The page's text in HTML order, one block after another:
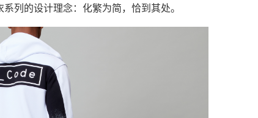
列的设计理念：化繁为简，恰到其处。